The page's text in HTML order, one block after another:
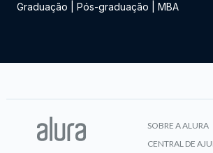
Graduação Pós-graduação MBA
SOBRE A ALURA
CENTRAL DE